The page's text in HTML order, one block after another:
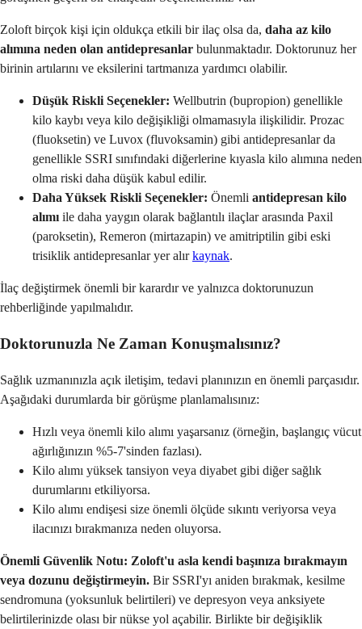
Zoloft birçok kişi için oldukça etkili bir ilaç olsa da, daha az kilo
alımına neden olan antidepresanlar bulunmaktadır. Doktorunuz her
birinin artılarını ve eksilerini tartmanıza yardımcı olabilir.
Düşük Riskli Seçenekler: Wellbutrin (bupropion) genellikle
kilo kaybı veya kilo değişikliği olmamasıyla ilişkilidir. Prozac
(fluoksetin) ve Luvox (fluvoksamin) gibi antidepresanlar da
genellikle SSRI sınıfındaki diğerlerine kıyasla kilo alımına neden
olma riski daha düşük kabul edilir.
Daha Yüksek Riskli Seçenekler: Önemli antidepresan kilo
alımı ile daha yaygın olarak bağlantılı ilaçlar arasında Paxil
(paroksetin), Remeron (mirtazapin) ve amitriptilin gibi eski
trisiklik antidepresanlar yer alırkaynak.
İlaç değiştirmek önemli bir karardır ve yalnızca doktorunuzun
rehberliğinde yapılmalıdır.
Doktorunuzla Ne Zaman Konuşmalısınız?
Sağlık uzmanınızla açık iletişim, tedavi planınızın en önemli parçasıdır.
Aşağıdaki durumlarda bir görüşme planlamalısınız:
Hızlı veya önemli kilo alımı yaşarsanız (örneğin, başlangıç vücut
ağırlığınızın %5-7'sinden fazlası).
Kilo alımı yüksek tansiyon veya diyabet gibi diğer sağlık
durumlarını etkiliyorsa.
Kilo alımı endişesi size önemli ölçüde sıkıntı veriyorsa veya
ilacınızı bırakmanıza neden oluyorsa.
Önemli Güvenlik Notu: Zoloft'u asla kendi başınıza bırakmayın
veya dozunu değiştirmeyin. Bir SSRI'yı aniden bırakmak, kesilme
sendromuna (yoksunluk belirtileri) ve depresyon veya anksiyete
belirtilerinizde olası bir nükse yol açabilir. Birlikte bir değişiklik